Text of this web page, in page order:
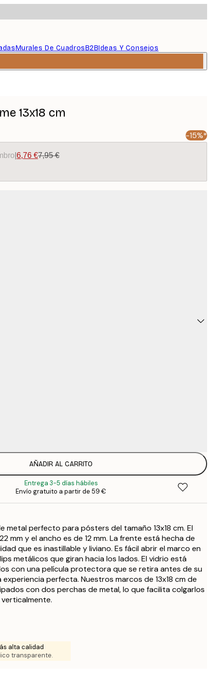
Murales De CuadrosB2BIdeas Y Consejos
13x18 cm
-15%*
6,76 €7,95 €
AÑADIR AL CARRITO
Entrega 3-5 días hábiles
Envío gratuito a partir de 59 €
metal perfecto para pósters del tamaño 13x18 cm. El
mm y el ancho es de 12 mm. La frente está hecha de
que es inastillable y liviano. Es fácil abrir el marco en
metálicos que giran hacia los lados. El vidrio está
con una película protectora que se retira antes de su
perfecta. Nuestros marcos de 13x18 cm de
con dos perchas de metal, lo que facilita colgarlos
alta calidad
transparente.